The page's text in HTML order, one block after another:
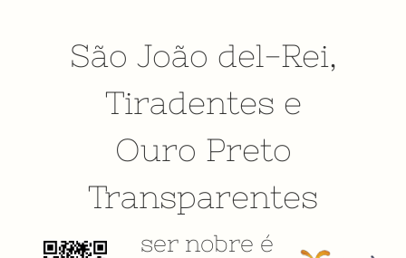
São João del-Rei,
Tiradentes e
Ouro Preto
Transparentes
ser nobre é